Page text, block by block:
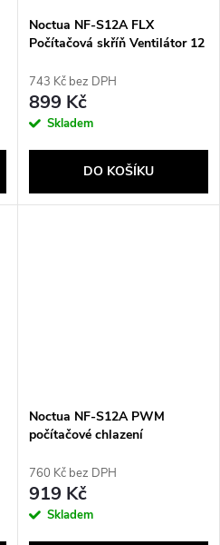
Noctua NF-S12A FLX
Počítačová skříň Ventilátor 12
743 Kč bez DPH
899 Kč
Skladem
DO KOŠÍKU
Noctua NF-S12A PWM
počítačové chlazení
cm Hnědá
760 Kč bez DPH
919 Kč
Skladem